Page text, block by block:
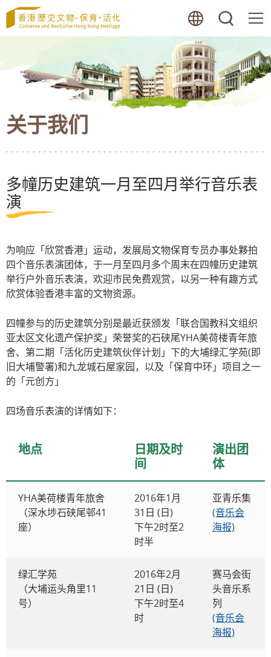
至
内
容
始
关于我们
多幢历史建筑一月至四月举行音乐表
演
为响应「欣赏香港」运动，发展局文物保育专员办事处夥拍
四个音乐表演团体，于一月至四月多个周末在四幢历史建筑
举行户外音乐表演，欢迎市民免费观赏，以另一种有趣方式
欣赏体验香港丰富的文物资源。
四幢参与的历史建筑分别是最近获颁发「联合国教科文组织
亚太区文化遗产保护奖」荣誉奖的石硖尾YHA美荷楼青年旅
舍、第二期「活化历史建筑伙伴计划」下的大埔绿汇学苑(即
旧大埔警署)和九龙城石屋家园，以及「保育中环」项目之一
的「元创方」
四场音乐表演的详情如下：
地点
日期及时
间
演出团
体
YHA美荷楼青年旅舍
（深水埗石硖尾邨41
座）
2016年1月
31日 (日)
下午2时至2
时半
亚青乐集
(音乐会
海报)
绿汇学苑
（大埔运头角里11
号）
2016年2月
21日 (日)
下午2时至4
时
赛马会街
头音乐系
列
(音乐会
海报)